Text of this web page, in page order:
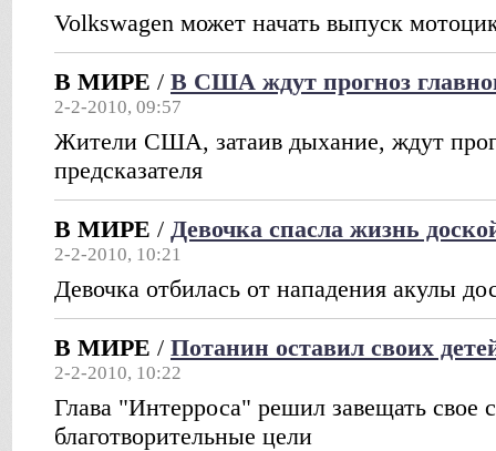
Volkswagen может начать выпуск
В МИРЕ / В США ждут прогноз
2-2-2010, 09:57
Жители США, затаив дыхание, ждут
предсказателя
В МИРЕ / Девочка спасла жизнь
2-2-2010, 10:21
Девочка отбилась от нападения акулы
В МИРЕ / Потанин оставил своих
2-2-2010, 10:22
Глава "Интерроса" решил завещать свое
благотворительные цели